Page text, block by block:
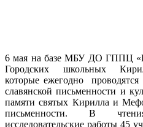
6 мая на базе МБУ ДО ГППЦ
Городских школьных
которые ежегодно
славянской письменности и
памяти святых Кирилла и
письменности. В
исследовательские работы 45